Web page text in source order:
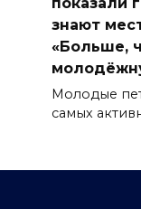
знают
«Больше,
Молодые
самых